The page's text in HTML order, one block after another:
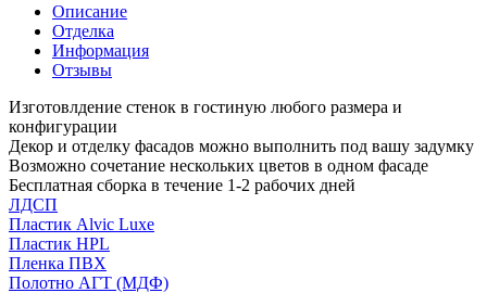
Описание
Отделка
Информация
Отзывы
Изготовлдение стенок в гостиную любого размера и
конфигурации
Декор и отделку фасадов можно выполнить под вашу задумку
Возможно сочетание нескольких цветов в одном фасаде
Бесплатная сборка в течение 1-2 рабочих дней
ЛДСП
Пластик Alvic Luxe
Пластик HPL
Пленка ПВХ
Полотно АГТ (МДФ)